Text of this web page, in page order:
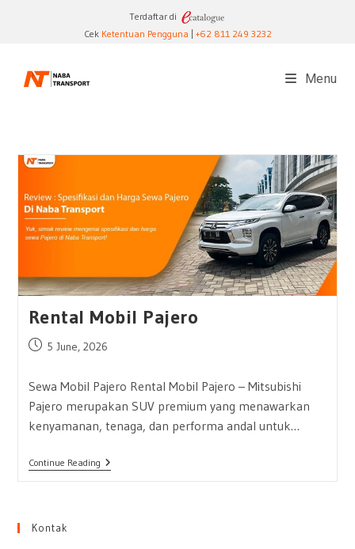
Terdaftar di
CekKetentuan Pengguna +62 811 249 3232
Menu
Rental Mobil Pajero
Post5 June, 2026
Sewa Mobil Pajero Rental Mobil Pajero – Mitsubishi
Pajero merupakan SUV premium yang menawarkan
kenyamanan, tenaga, dan performa andal untuk…
Continue ReadingRental
Mobil
Kontak